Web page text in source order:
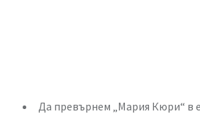
Да превърнем „Мария Кюри“ в